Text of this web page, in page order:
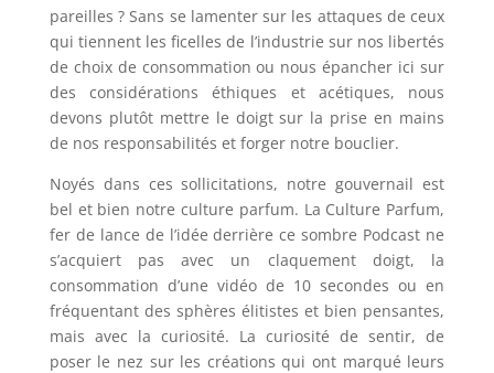
pareilles ? Sans se lamenter sur les attaques de ceux
qui tiennent les ficelles de l’industrie sur nos libertés
de choix de consommation ou nous épancher ici sur
des considérations éthiques et acétiques, nous
devons plutôt mettre le doigt sur la prise en mains
de nos responsabilités et forger notre bouclier.
Noyés dans ces sollicitations, notre gouvernail est
bel et bien notre culture parfum. La Culture Parfum,
fer de lance de l’idée derrière ce sombre Podcast ne
s’acquiert pas avec un claquement doigt, la
consommation d’une vidéo de 10 secondes ou en
fréquentant des sphères élitistes et bien pensantes,
mais avec la curiosité. La curiosité de sentir, de
poser le nez sur les créations qui ont marqué leurs